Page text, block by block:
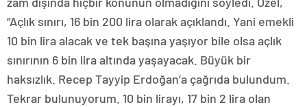
“Açlık sınırı, 16 bin 200 lira olarak açıklandı. Yani emekli
10 bin lira alacak ve tek başına yaşıyor bile olsa açlık
sınırının 6 bin lira altında yaşayacak. Büyük bir
haksızlık. Recep Tayyip Erdoğan’a çağrıda bulundum.
Tekrar bulunuyorum. 10 bin lirayı, 17 bin 2 lira olan